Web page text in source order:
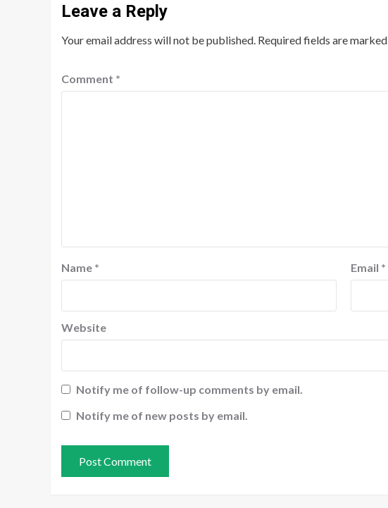
Leave a Reply
Your email address will not be published. Required fields are marked
Comment *
Name * Email *
Website
Notify me of follow-up comments by email.
Notify me of new posts by email.